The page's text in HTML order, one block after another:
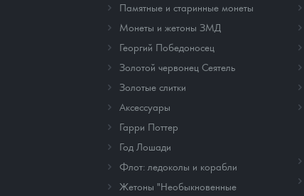
Памятные и старинные монеты
Монеты и жетоны ЗМД
Георгий Победоносец
Золотой червонец Сеятель
Золотые слитки
Аксессуары
Гарри Поттер
Год Лошади
Флот: ледоколы и корабли
Жетоны "Необыкновенные